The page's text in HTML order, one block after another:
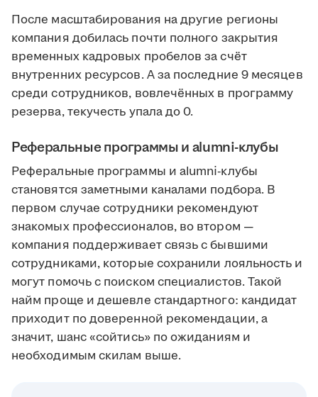
После масштабирования на другие регионы
компания добилась почти полного закрытия
временных кадровых пробелов за счёт
внутренних ресурсов. А за последние 9 месяцев
среди сотрудников, вовлечённых в программу
резерва, текучесть упала до 0.
Реферальные программы и alumni-клубы
Реферальные программы и alumni-клубы
становятся заметными каналами подбора. В
первом случае сотрудники рекомендуют
знакомых профессионалов, во втором —
компания поддерживает связь с бывшими
сотрудниками, которые сохранили лояльность и
могут помочь с поиском специалистов. Такой
найм проще и дешевле стандартного: кандидат
приходит по доверенной рекомендации, а
значит, шанс «сойтись» по ожиданиям и
необходимым скилам выше.